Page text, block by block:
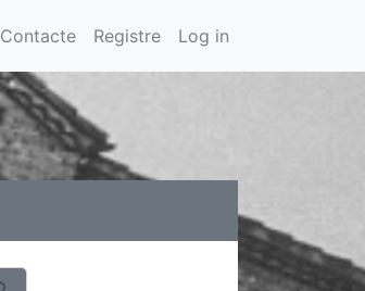
Contacte Registre Log in